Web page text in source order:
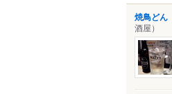
焼鳥どん
酒屋）